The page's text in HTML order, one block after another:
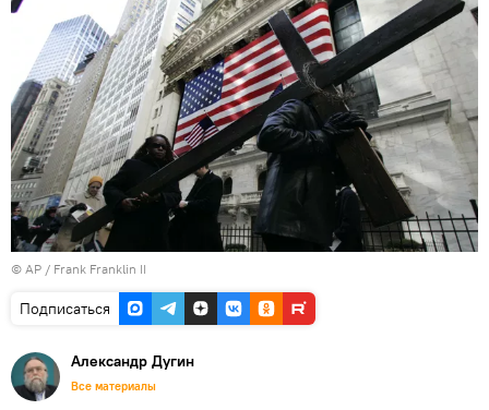
© AP / Frank Franklin II
Подписаться
Александр Дугин
Все материалы